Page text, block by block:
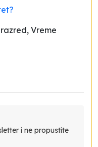
Vreme
i ne propustite